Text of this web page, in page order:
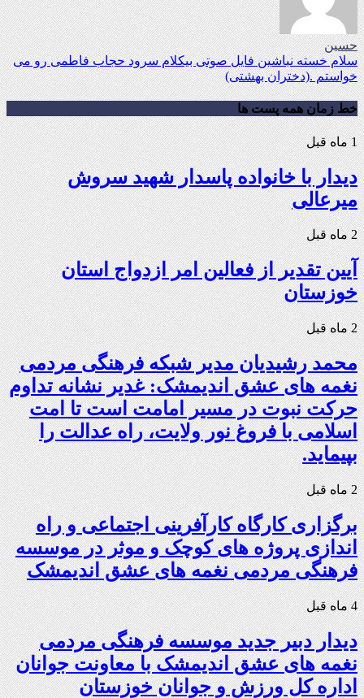
حسین
سلام خسته نباشین فایل صوتی بیکلام سرود حجاب فاطمی رو می
خواستم .(دختران بهشتی)
خط زمان همه پست ها
1 ماه قبل
دیدار با خانواده پاسدار شهید سروش
میرعالی
2 ماه قبل
آیین تقدیر از فعالین امر ازدواج استان
خوزستان
2 ماه قبل
محمد رشیدیان مدیر شبکه فرهنگی مردمی
نغمه های عشق اندیمشک: غدیر نشانه تداوم
حرکت نبوت در مسیر امامت است تا امت
اسلامی با فروغ نور ولایت، راه عدالت را
بپیماید.
2 ماه قبل
برگزاری کارگاه کارآفرینی اجتماعی و راه
اندازی پروژه های کوچک و موثر در موسسه
فرهنگی مردمی نغمه های عشق اندیمشک
4 ماه قبل
دیدار دبیر جدید موسسه فرهنگی مردمی
نغمه های عشق اندیمشک با معاونت جوانان
اداره کل ورزش و جوانان خوزستان